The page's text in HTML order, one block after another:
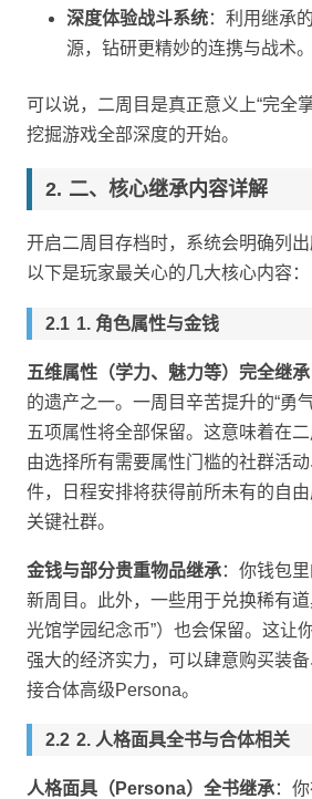
深度体验战斗系统：利用继承
源，钻研更精妙的连携与战术。
可以说，二周目是真正意义上“完全
挖掘游戏全部深度的开始。
二、核心继承内容详解
开启二周目存档时，系统会明确列出
以下是玩家最关心的几大核心内容：
1. 角色属性与金钱
五维属性（学力、魅力等）完全继承
的遗产之一。一周目辛苦提升的“勇气
五项属性将全部保留。这意味着在
由选择所有需要属性门槛的社群活
件，日程安排将获得前所未有的自
关键社群。
金钱与部分贵重物品继承：你钱包
新周目。此外，一些用于兑换稀有道
光馆学园纪念币”）也会保留。这让
强大的经济实力，可以肆意购买装
接合体高级Persona。
2. 人格面具全书与合体相关
人格面具（Persona）全书继承：